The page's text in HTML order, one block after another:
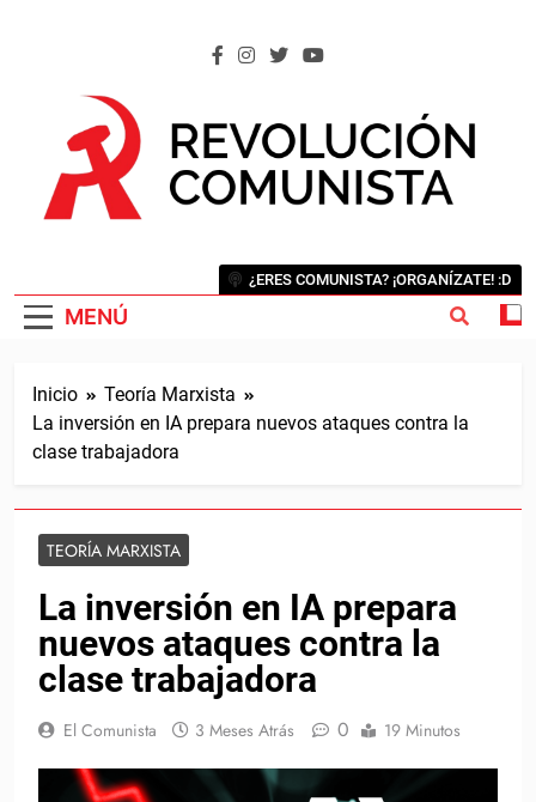
MENÚ
¿ERES COMUNISTA? ¡ORGANÍZATE! :D
Inicio
Teoría Marxista
La inversión en IA prepara nuevos ataques contra la
clase trabajadora
TEORÍA MARXISTA
La inversión en IA prepara
nuevos ataques contra la
clase trabajadora
El Comunista 3 Meses Atrás 0 19 Minutos